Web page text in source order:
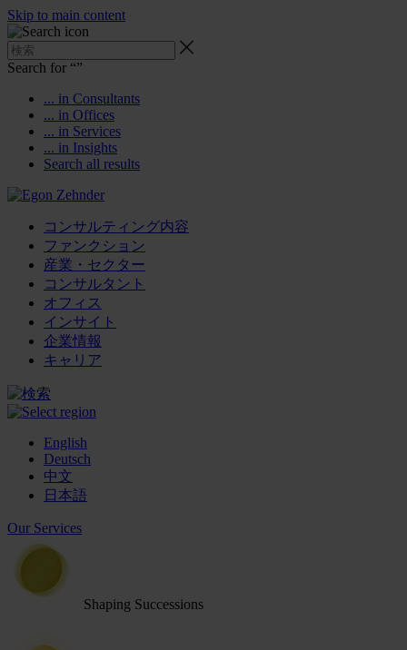
Skip to main content
Search for “”
... in Consultants
... in Offices
... in Services
... in Insights
Search all results
コンサルティング内容
ファンクション
産業・セクター
コンサルタント
オフィス
インサイト
企業情報
キャリア
English
Deutsch
中文
日本語
Our Services
Shaping Successions